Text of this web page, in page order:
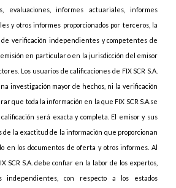
evaluaciones, informes actuariales, informes
y otros informes proporcionados por terceros, la
verificación independientes y competentes de
en particular o en la jurisdicción del emisor
Los usuarios de calificaciones de FIX SCR S.A.
investigación mayor de hechos, ni la verificación
que toda la información en la que FIX SCR S.A.se
será exacta y completa. El emisor y sus
de la exactitud de la información que proporcionan
en los documentos de oferta y otros informes. Al
SCR S.A. debe confiar en la labor de los expertos,
independientes, con respecto a los estados